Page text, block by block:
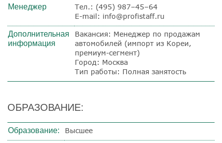
Менеджер
Тел.: (495) 987–45–64
E-mail: info@profistaff.ru
Дополнительная
информация
Вакансия: Менеджер по продажам
автомобилей (импорт из Кореи,
премиум-сегмент)
Город: Москва
Тип работы: Полная занятость
ОБРАЗОВАНИЕ:
Образование: Высшее